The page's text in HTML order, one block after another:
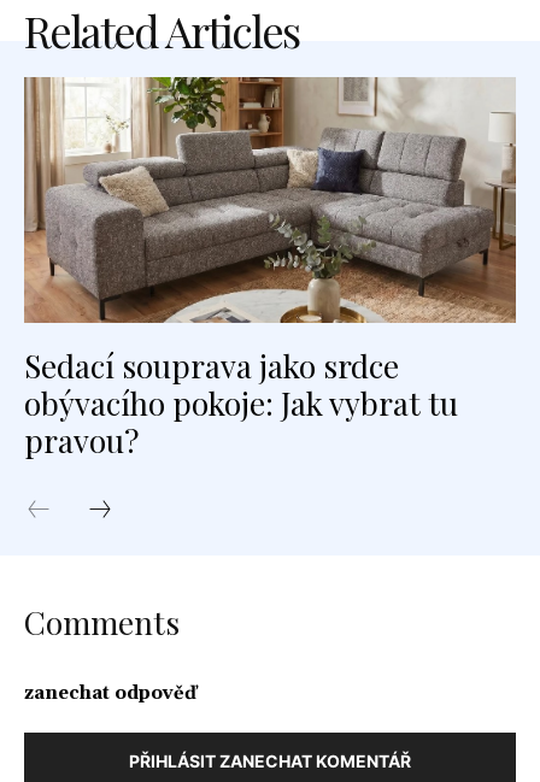
Related Articles
Sedací souprava jako srdce
obývacího pokoje: Jak vybrat tu
pravou?
Comments
zanechat odpověď
PŘIHLÁSIT ZANECHAT KOMENTÁŘ